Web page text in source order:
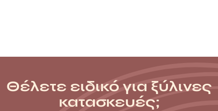
Θέλετε ειδικό για ξύλινες
κατασκευές;